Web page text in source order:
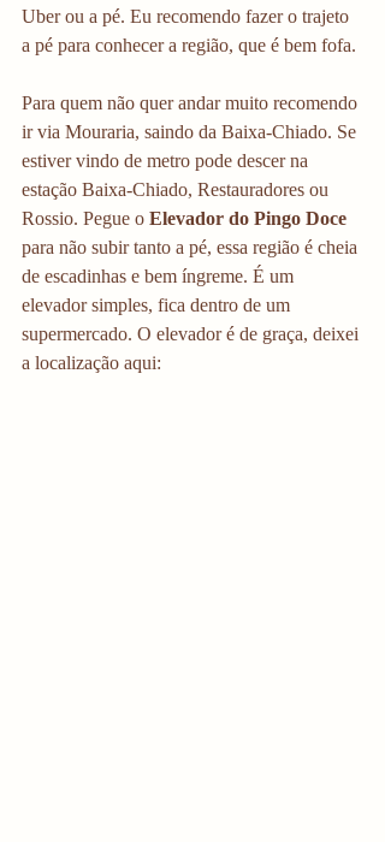
Uber ou a pé. Eu recomendo fazer o trajeto
a pé para conhecer a região, que é bem fofa.
Para quem não quer andar muito recomendo
ir via Mouraria, saindo da Baixa-Chiado. Se
estiver vindo de metro pode descer na
estação Baixa-Chiado, Restauradores ou
Rossio. Pegue o Elevador do Pingo Doce
para não subir tanto a pé, essa região é cheia
de escadinhas e bem íngreme. É um
elevador simples, fica dentro de um
supermercado. O elevador é de graça, deixei
a localização aqui: